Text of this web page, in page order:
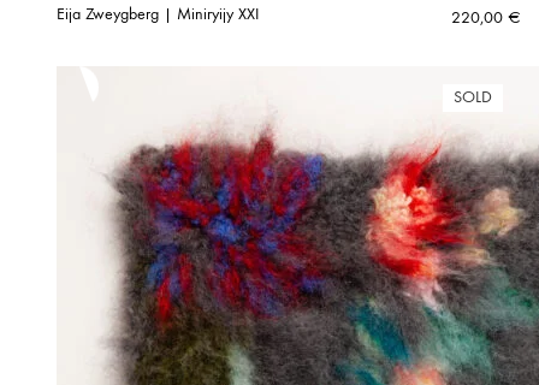
Eija Zweygberg | Miniryijy XXI 220,00 €
SOLD